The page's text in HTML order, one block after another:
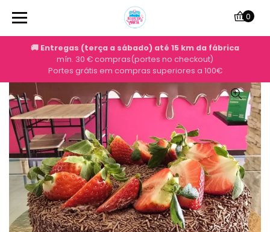
🚚 Entregas (terça a sábado) até 15 km da fábrica
mín. 30 € compras(portes no checkout)
Portes grátis em compras superiores a 100€
0